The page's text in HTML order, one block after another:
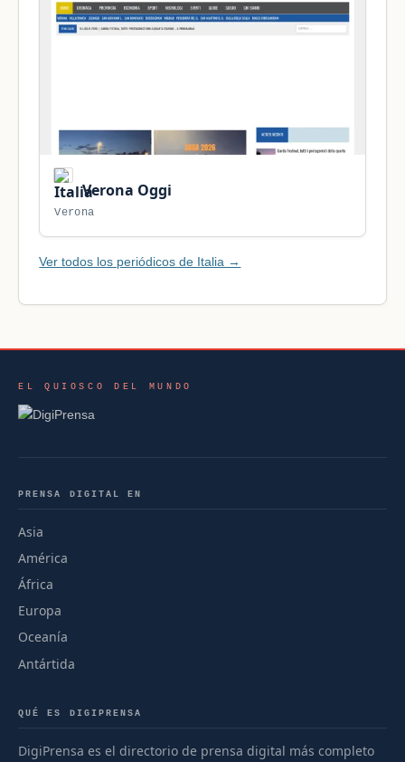
Verona Oggi
Verona
Ver todos los periódicos de Italia →
EL QUIOSCO DEL MUNDO
PRENSA DIGITAL EN
Asia
América
África
Europa
Oceanía
Antártida
QUÉ ES DIGIPRENSA
DigiPrensa es el directorio de prensa digital más completo